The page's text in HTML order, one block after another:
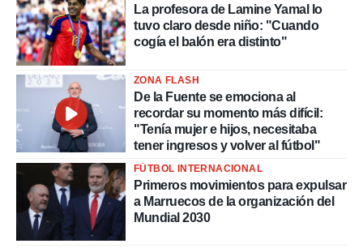
La profesora de Lamine Yamal lo
tuvo claro desde niño: "Cuando
cogía el balón era distinto"
ZONA FLASH
De la Fuente se emociona al
recordar su momento más difícil:
"Tenía mujer e hijos, necesitaba
tener ingresos y volver al fútbol"
FÚTBOL INTERNACIONAL
Primeros movimientos para expulsar
a Marruecos de la organización del
Mundial 2030